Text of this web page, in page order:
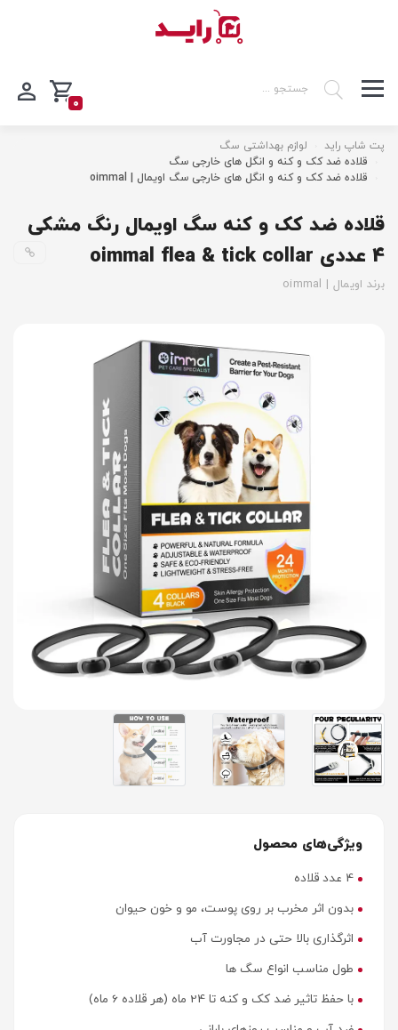
0
پت شاپ راید
لوازم بهداشتی سگ
قلاده ضد کک و کنه و انگل های خارجی سگ
قلاده ضد کک و کنه و انگل های خارجی سگ اویمال | oimmal
قلاده ضد کک و کنه سگ اویمال رنگ مشکی
4 عددی oimmal flea & tick collar
برند اویمال | oimmal
ویژگی‌های محصول
4 عدد قلاده
بدون اثر مخرب بر روی پوست، مو و خون حیوان
اثرگذاری بالا حتی در مجاورت آب
طول مناسب انواع سگ ها
با حفظ تاثیر ضد کک و کنه تا 24 ماه (هر قلاده 6 ماه)